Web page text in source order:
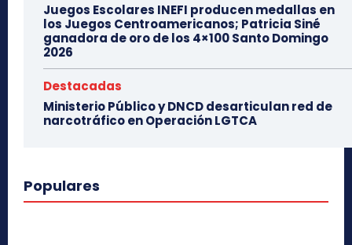
Juegos Escolares INEFI producen medallas en
los Juegos Centroamericanos; Patricia Siné
ganadora de oro de los 4×100 Santo Domingo
2026
Destacadas
Ministerio Público y DNCD desarticulan red de
narcotráfico en Operación LGTCA
Populares